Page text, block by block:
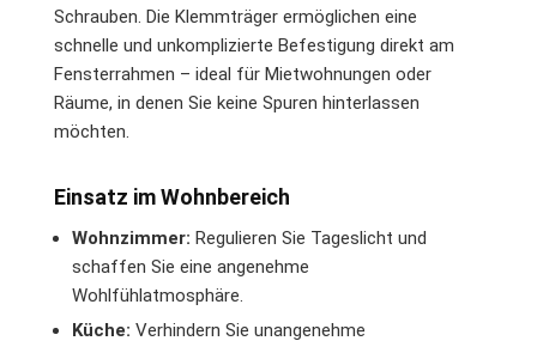
Schrauben. Die Klemmträger ermöglichen eine
schnelle und unkomplizierte Befestigung direkt am
Fensterrahmen – ideal für Mietwohnungen oder
Räume, in denen Sie keine Spuren hinterlassen
möchten.
Einsatz im Wohnbereich
Wohnzimmer: Regulieren Sie Tageslicht und
schaffen Sie eine angenehme
Wohlfühlatmosphäre.
Küche: Verhindern Sie unangenehme